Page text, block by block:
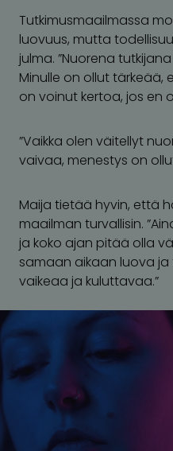
Tutkimusmaailmassa
luovuus, mutta
julma. ”Nuorena
Minulle on ollut tärkeää,
on voinut kertoa, jos en
”Vaikka olen väitellyt
vaivaa, menestys on
Maija tietää hyvin, että
maailman turvallisin.
ja koko ajan pitää olla
samaan aikaan luova
vaikeaa ja kuluttavaa.”